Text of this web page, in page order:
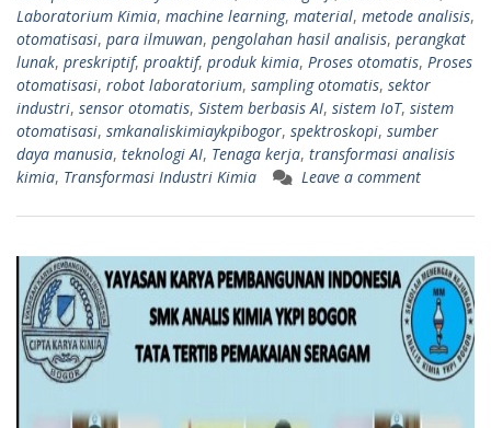
Laboratorium Kimia, machine learning, material, metode analisis,
otomatisasi, para ilmuwan, pengolahan hasil analisis, perangkat
lunak, preskriptif, proaktif, produk kimia, Proses otomatis, Proses
otomatisasi, robot laboratorium, sampling otomatis, sektor
industri, sensor otomatis, Sistem berbasis AI, sistem IoT, sistem
otomatisasi, smkanaliskimiaykpibogor, spektroskopi, sumber
daya manusia, teknologi AI, Tenaga kerja, transformasi analisis
kimia, Transformasi Industri Kimia Leave a comment